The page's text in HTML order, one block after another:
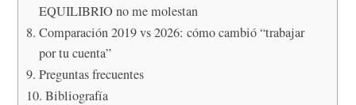
EQUILIBRIO no me molestan
Comparación 2019 vs 2026: cómo cambió “trabajar
por tu cuenta”
Preguntas frecuentes
Bibliografía